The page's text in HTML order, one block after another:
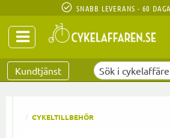
SNABB LEVERANS - 60
Kundtjänst
CYKELTILLBEHÖR